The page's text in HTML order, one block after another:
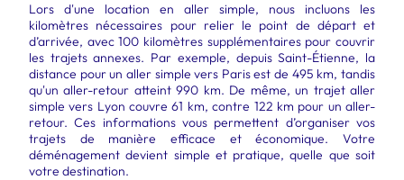
Lors d'une location en aller simple, nous incluons les
kilomètres nécessaires pour relier le point de départ et
d’arrivée, avec 100 kilomètres supplémentaires pour couvrir
les trajets annexes. Par exemple, depuis Saint-Étienne, la
distance pour un aller simple vers Paris est de 495 km, tandis
qu'un aller-retour atteint 990 km. De même, un trajet aller
simple vers Lyon couvre 61 km, contre 122 km pour un aller-
retour. Ces informations vous permettent d’organiser vos
trajets de manière efficace et économique. Votre
déménagement devient simple et pratique, quelle que soit
votre destination.